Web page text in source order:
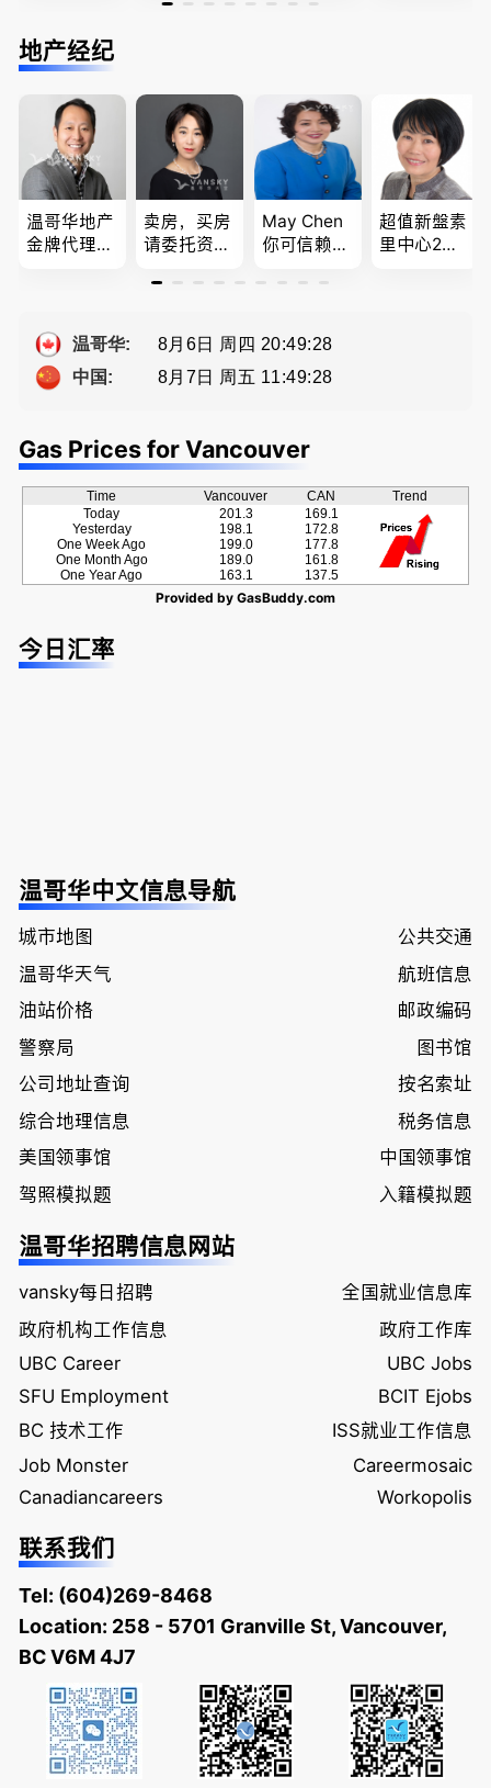
法/公司法/
民事商业诉
家庭法, 离
户, 遗产认
语，列治文
陈卓律师事
务所 (ATA L
aw Corpor
ation)
姻家庭、遗
嘱遗产
地产经纪
温哥华地产
金牌代理经
恳的朋友
卖房，买房
请委托资深
Summer Sh
评
May Chen
你可信赖的
为你提供全
服务
超值新盤素
里中心2房1
温哥华:
8月6日 周四 20:49:29
中国:
8月7日 周五 11:49:29
Gas Prices for Vancouver
Time Vancouver CAN
Trend
Today
Yesterday
One Week Ago
One Month Ago
One Year Ago
201.3
198.1
199.0
189.0
163.1
169.1
172.8
177.8
161.8
137.5
Provided by GasBuddy.com
今日汇率
温哥华中文信息导航
城市地图
公共交通
温哥华天气
航班信息
油站价格
邮政编码
警察局
图书馆
公司地址查询
按名索址
综合地理信息
税务信息
美国领事馆
中国领事馆
驾照模拟题
入籍模拟题
温哥华招聘信息网站
vansky每日招聘
全国就业信息库
政府机构工作信息
政府工作库
UBC Career
UBC Jobs
SFU Employment
BCIT Ejobs
BC 技术工作
ISS就业工作信息
Job Monster
Careermosaic
Canadiancareers
Workopolis
联系我们
Tel: (604)269-8468
Location: 258 - 5701 Granville St, Vancouver,
BC V6M 4J7